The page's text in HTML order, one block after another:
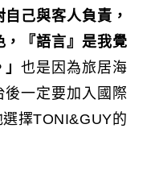
自己與客人負責，
，『語言』是我覺
」也是因為旅居海
一定要加入國際
擇TONI&GUY的